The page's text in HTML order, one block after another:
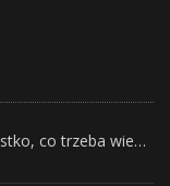
Sprzedaż udziałów w spółce jawnej - Wszystko, co trzeba wiedzieć.